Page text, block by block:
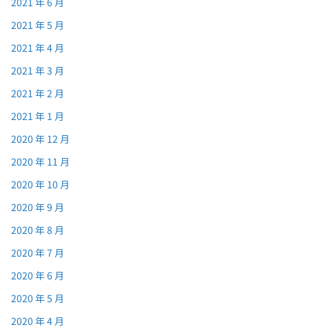
2021 年 5 月
2021 年 4 月
2021 年 3 月
2021 年 2 月
2021 年 1 月
2020 年 12 月
2020 年 11 月
2020 年 10 月
2020 年 9 月
2020 年 8 月
2020 年 7 月
2020 年 6 月
2020 年 5 月
2020 年 4 月